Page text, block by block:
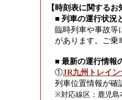
【時刻表に関するお
■ 列車の運行状況
臨時列車や事故等
があります。ご乗
■ 最新の運行情報
①JR九州トレイン
列車位置情報が確
※対応線区：鹿児島